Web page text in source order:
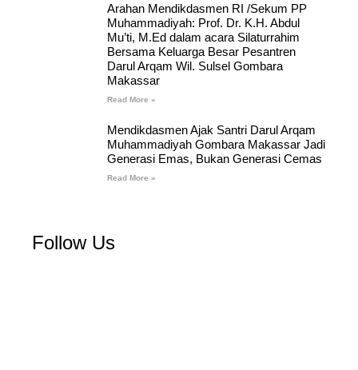
Arahan Mendikdasmen RI /Sekum PP
Muhammadiyah: Prof. Dr. K.H. Abdul
Mu’ti, M.Ed dalam acara Silaturrahim
Bersama Keluarga Besar Pesantren
Darul Arqam Wil. Sulsel Gombara
Makassar
Read More »
Mendikdasmen Ajak Santri Darul Arqam
Muhammadiyah Gombara Makassar Jadi
Generasi Emas, Bukan Generasi Cemas
Read More »
Follow Us